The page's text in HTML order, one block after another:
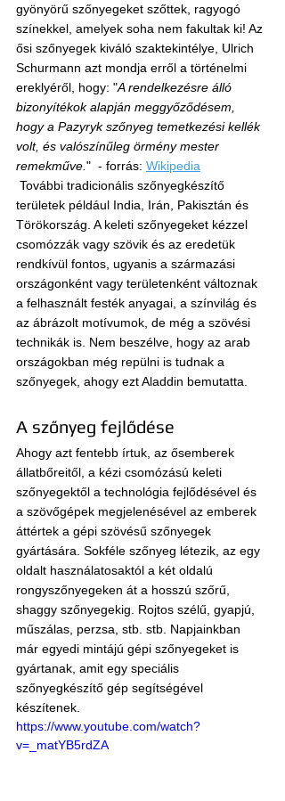
gyönyörű szőnyegeket szőttek, ragyogó
színekkel, amelyek soha nem fakultak ki! Az
ősi szőnyegek kiváló szaktekintélye, Ulrich
Schurmann azt mondja erről a történelmi
ereklyéről, hogy: "A rendelkezésre álló
bizonyítékok alapján meggyőződésem,
hogy a Pazyryk szőnyeg temetkezési kellék
volt, és valószínűleg örmény mester
remekműve. "  - forrás: Wikipedia
területek például India, Irán, Pakisztán és
Törökország. A keleti szőnyegeket kézzel
csomózzák vagy szövik és az eredetük
rendkívül fontos, ugyanis a származási
országonként vagy területenként változnak
a felhasznált festék anyagai, a színvilág és
az ábrázolt motívumok, de még a szövési
technikák is. Nem beszélve, hogy az arab
országokban még repülni is tudnak a
szőnyegek, ahogy ezt Aladdin bemutatta.
A szőnyeg fejlődése
Ahogy azt fentebb írtuk, az ősemberek
állatbőreitől, a kézi csomózású keleti
szőnyegektől a technológia fejlődésével és
a szövőgépek megjelenésével az emberek
áttértek a gépi szövésű szőnyegek
gyártására. Sokféle szőnyeg létezik, az egy
oldalt használatosaktól a két oldalú
rongyszőnyegeken át a hosszú szőrű,
shaggy szőnyegekig. Rojtos szélű, gyapjú,
műszálas, perzsa, stb. stb. Napjainkban
már egyedi mintájú gépi szőnyegeket is
gyártanak, amit egy speciális
szőnyegkészítő gép segítségével
készítenek.
https://www.youtube.com/watch?
v=_matYB5rdZA